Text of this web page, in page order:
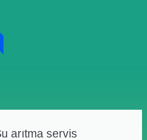
arıtma servis